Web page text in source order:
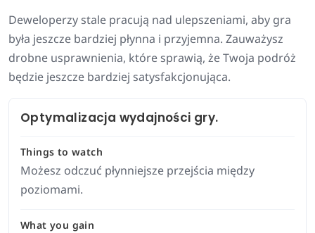
Deweloperzy stale pracują nad ulepszeniami, aby gra
była jeszcze bardziej płynna i przyjemna. Zauważysz
drobne usprawnienia, które sprawią, że Twoja podróż
będzie jeszcze bardziej satysfakcjonująca.
Optymalizacja wydajności gry.
Things to watch
Możesz odczuć płynniejsze przejścia między
poziomami.
What you gain